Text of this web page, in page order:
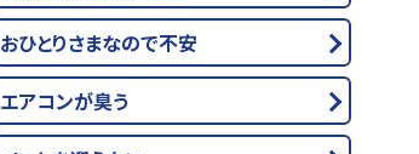
おひとりさまなので不安
エアコンが臭う